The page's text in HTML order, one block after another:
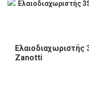
Ελαιοδιαχωριστής
Zanotti